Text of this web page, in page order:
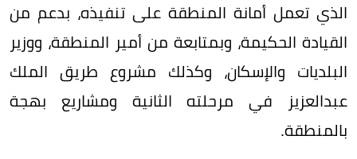
الذي تعمل أمانة المنطقة على تنفيذه، بدعم من
القيادة الحكيمة، وبمتابعة من أمير المنطقة، ووزير
البلديات والإسكان، وكذلك مشروع طريق الملك
عبدالعزيز في مرحلته الثانية ومشاريع بهجة
بالمنطقة.